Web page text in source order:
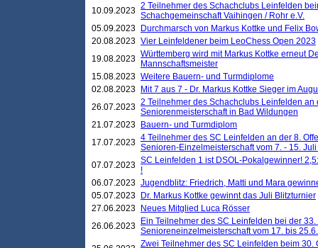
10.09.2023 2 Teilnehmer des Schachclubs Leinfelden
Schachgemeinschaft Vaihingen / Rohr e.V.
05.09.2023
Durchmarsch von Markus Kottke und Felix
20.08.2023 Vier Leinfeldener beim LeoChess Open 2023
19.08.2023 Württemberg wird mit Markus Kottke erneut
Mannschaftsmeister
15.08.2023 Weitere Bauern- und Turmdiplome
02.08.2023
Mit 7 aus 7 - Dr. Markus Kottke Sieger im
26.07.2023 2 Teilnehmer des Schachclubs Leinfelden an
Seniorenmeisterschaft in Bad Wildungen
21.07.2023
Bauern- und Turmdiplom
17.07.2023 4 Teilnehmer des SC Leinfelden an der 8.
Senioren-Einzelmeisterschaft vom 7. - 15.
07.07.2023 SC Leinfelden 1 ist DSOL-Pokalgewinner!
!
06.07.2023 Jugendblitz: Friedrich, Matti und Mara
05.07.2023
Dr. Markus Kottke gewinnt das Juli Blitzturnier
27.06.2023
Neues Mitglied Luca Rösser
26.06.2023
Ein Teilnehmer des SC Leinfelden bei der
Senioreneinzelmeisterschaft vom 17. bis
Zwei Teilnehmer des SC Leinfelden beim